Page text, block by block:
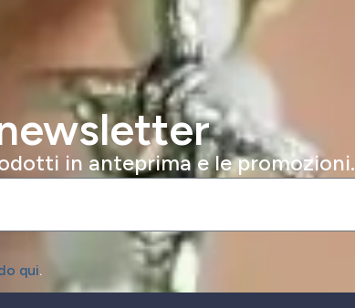
in anteprima e le promozioni.
qui.